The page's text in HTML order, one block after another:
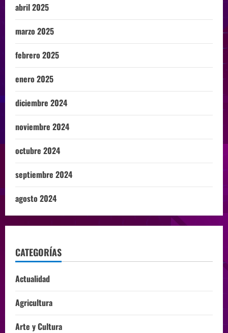
abril 2025
marzo 2025
febrero 2025
enero 2025
diciembre 2024
noviembre 2024
octubre 2024
septiembre 2024
agosto 2024
CATEGORÍAS
Actualidad
Agricultura
Arte y Cultura